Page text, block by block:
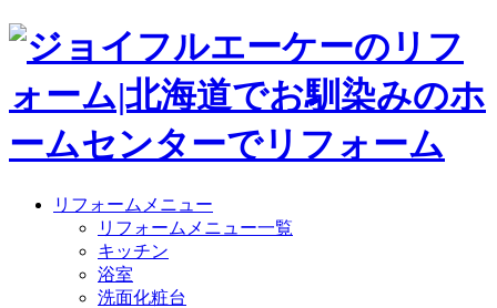
リフォームメニュー
リフォームメニュー一覧
キッチン
浴室
洗面化粧台